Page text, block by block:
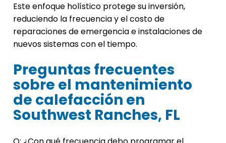
Este enfoque holístico protege su inversión,
reduciendo la frecuencia y el costo de
reparaciones de emergencia e instalaciones de
nuevos sistemas con el tiempo.
Preguntas frecuentes
sobre el mantenimiento
de calefacción en
Southwest Ranches, FL